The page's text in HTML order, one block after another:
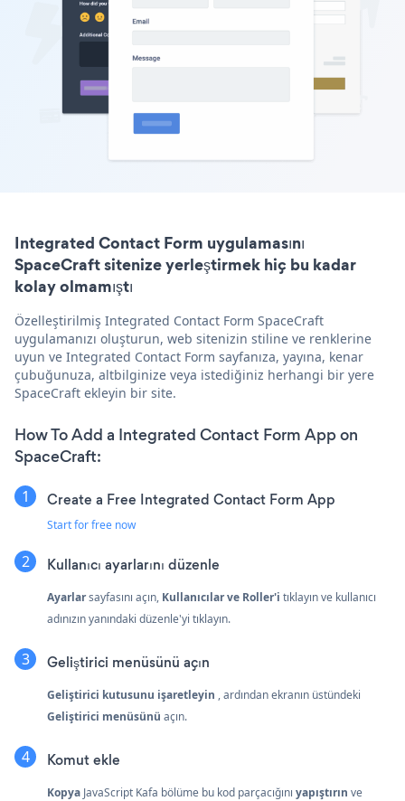
Integrated Contact Form uygulamasını
SpaceCraft sitenize yerleştirmek hiç bu kadar
kolay olmamıştı
Özelleştirilmiş Integrated Contact Form SpaceCraft
uygulamanızı oluşturun, web sitenizin stiline ve renklerine
uyun ve Integrated Contact Form sayfanıza, yayına, kenar
çubuğunuza, altbilginize veya istediğiniz herhangi bir yere
SpaceCraft ekleyin bir site.
How To Add a Integrated Contact Form App on
SpaceCraft:
Create a Free Integrated Contact Form App
Start for free now
Kullanıcı ayarlarını düzenle
Ayarlarsayfasını açın, Kullanıcılar ve Roller'i tıklayın ve kullanıcı
adınızın yanındaki düzenle'yi tıklayın.
Geliştirici menüsünü açın
Geliştirici kutusunu işaretleyin , ardından ekranın üstündeki
Geliştirici menüsünü açın.
Komut ekle
Kopya JavaScript Kafa bölüme bu kod parçacığını yapıştırın ve